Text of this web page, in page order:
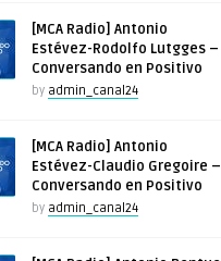
[MCA Radio] Antonio
Estévez-Rodolfo Lutgges –
Conversando en Positivo
by admin_canal24
[MCA Radio] Antonio
Estévez-Claudio Gregoire –
Conversando en Positivo
by admin_canal24